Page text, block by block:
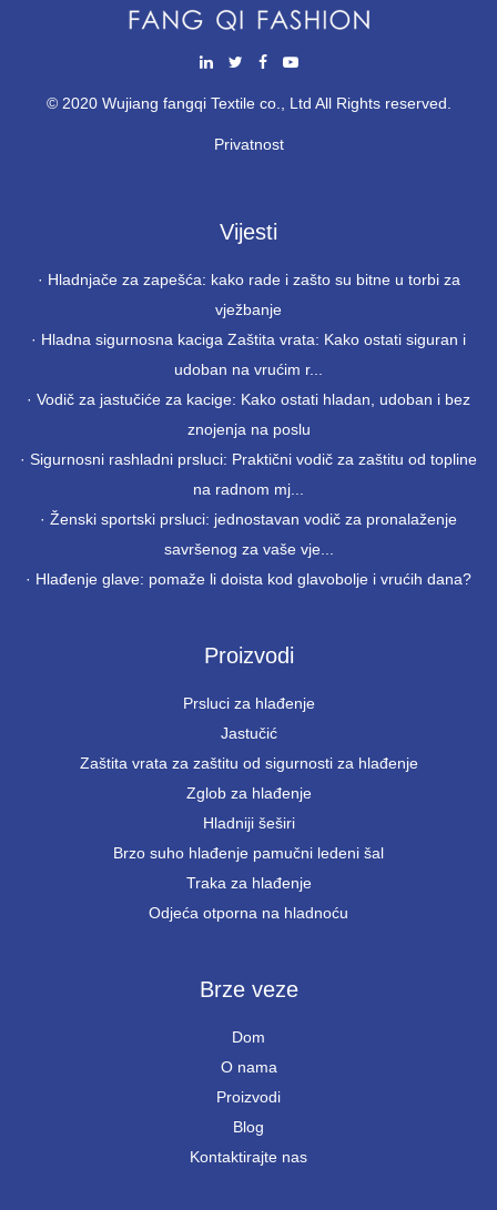
© 2020 Wujiang fangqi Textile co., Ltd All Rights reserved.
Privatnost
Vijesti
· Hladnjače za zapešća: kako rade i zašto su bitne u torbi za
vježbanje
· Hladna sigurnosna kaciga Zaštita vrata: Kako ostati siguran i
udoban na vrućim r...
· Vodič za jastučiće za kacige: Kako ostati hladan, udoban i bez
znojenja na poslu
· Sigurnosni rashladni prsluci: Praktični vodič za zaštitu od topline
na radnom mj...
· Ženski sportski prsluci: jednostavan vodič za pronalaženje
savršenog za vaše vje...
· Hlađenje glave: pomaže li doista kod glavobolje i vrućih dana?
Proizvodi
Prsluci za hlađenje
Jastučić
Zaštita vrata za zaštitu od sigurnosti za hlađenje
Zglob za hlađenje
Hladniji šeširi
Brzo suho hlađenje pamučni ledeni šal
Traka za hlađenje
Odjeća otporna na hladnoću
Brze veze
Dom
O nama
Proizvodi
Blog
Kontaktirajte nas